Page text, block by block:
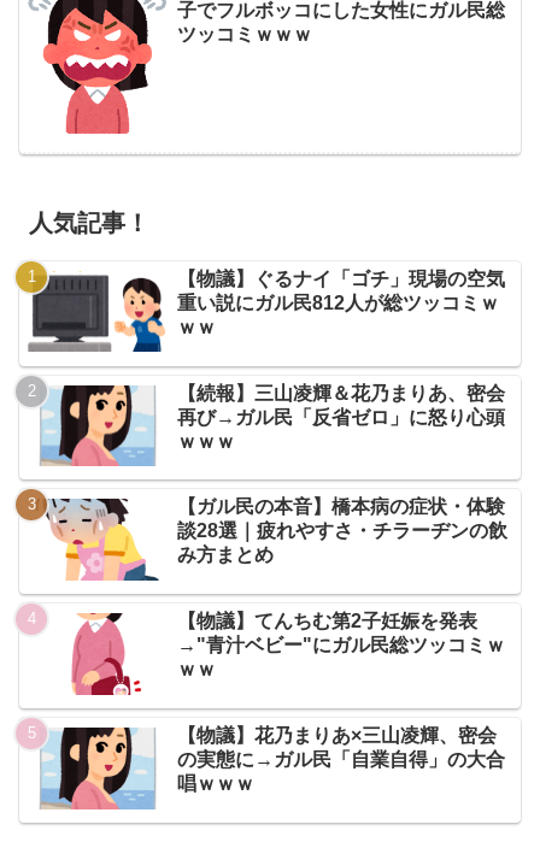
子でフルボッコにした女性にガル民総
ツッコミｗｗｗ
人気記事！
【物議】ぐるナイ「ゴチ」現場の空気
重い説にガル民812人が総ツッコミｗ
ｗｗ
【続報】三山凌輝＆花乃まりあ、密会
再び→ガル民「反省ゼロ」に怒り心頭
ｗｗｗ
【ガル民の本音】橋本病の症状・体験
談28選｜疲れやすさ・チラーヂンの飲
み方まとめ
【物議】てんちむ第2子妊娠を発表
→"青汁ベビー"にガル民総ツッコミｗ
ｗｗ
【物議】花乃まりあ×三山凌輝、密会
の実態に→ガル民「自業自得」の大合
唱ｗｗｗ